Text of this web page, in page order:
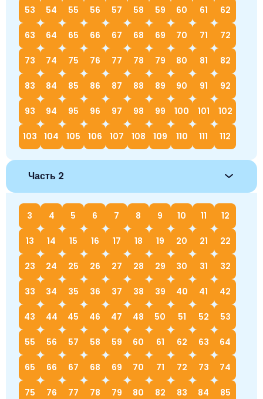
53 54 55 56 57 58 59 60 61 62
63 64 65 66 67 68 69 70 71 72
73 74 75 76 77 78 79 80 81 82
83 84 85 86 87 88 89 90 91 92
93 94 95 96 97 98 99 100 101 102
103 104 105 106 107 108 109 110 111 112
Часть 2
3 4 5 6 7 8 9 10 11 12
13 14 15 16 17 18 19 20 21 22
23 24 25 26 27 28 29 30 31 32
33 34 35 36 37 38 39 40 41 42
43 44 45 46 47 48 50 51 52 53
55 56 57 58 59 60 61 62 63 64
65 66 67 68 69 70 71 72 73 74
75 76 77 78 79 80 82 83 84 85